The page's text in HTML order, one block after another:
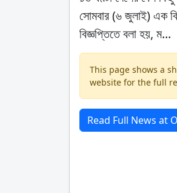
সোমবার (৬ জুলাই) এক
বিজ্ঞপ্তিতে বলা হয়, ম...
This page shows a
website for the full
Read Full News at